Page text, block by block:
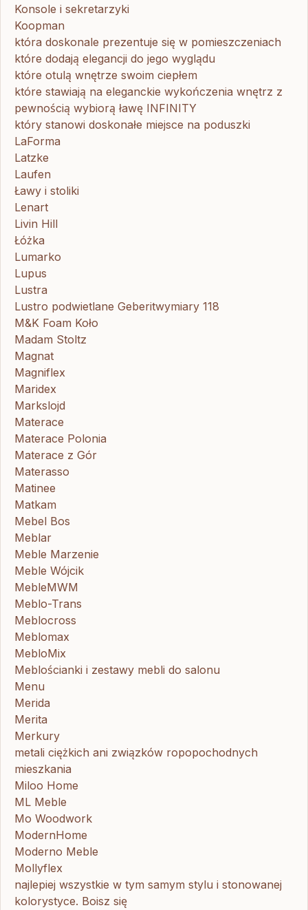
Konsole i sekretarzyki
Koopman
która doskonale prezentuje się w pomieszczeniach
które dodają elegancji do jego wyglądu
które otulą wnętrze swoim ciepłem
które stawiają na eleganckie wykończenia wnętrz z
pewnością wybiorą ławę INFINITY
który stanowi doskonałe miejsce na poduszki
LaForma
Latzke
Laufen
Ławy i stoliki
Lenart
Livin Hill
Łóżka
Lumarko
Lupus
Lustra
Lustro podwietlane Geberitwymiary 118
M&K Foam Koło
Madam Stoltz
Magnat
Magniflex
Maridex
Markslojd
Materace
Materace Polonia
Materace z Gór
Materasso
Matinee
Matkam
Mebel Bos
Meblar
Meble Marzenie
Meble Wójcik
MebleMWM
Meblo-Trans
Meblocross
Meblomax
MebloMix
Meblościanki i zestawy mebli do salonu
Menu
Merida
Merita
Merkury
metali ciężkich ani związków ropopochodnych
mieszkania
Miloo Home
ML Meble
Mo Woodwork
ModernHome
Moderno Meble
Mollyflex
najlepiej wszystkie w tym samym stylu i stonowanej
kolorystyce. Boisz się